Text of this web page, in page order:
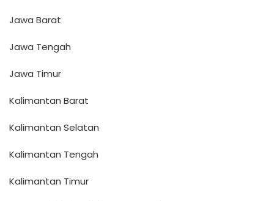
Jawa Barat
Jawa Tengah
Jawa Timur
Kalimantan Barat
Kalimantan Selatan
Kalimantan Tengah
Kalimantan Timur